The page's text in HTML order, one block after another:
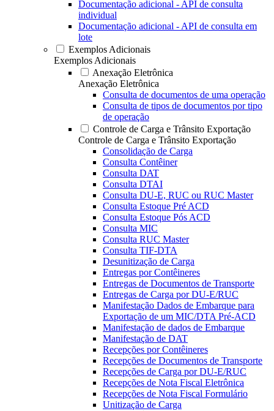
Documentação adicional - API de consulta
individual
Documentação adicional - API de consulta em
lote
Exemplos Adicionais
Exemplos Adicionais
Anexação Eletrônica
Anexação Eletrônica
Consulta de documentos de uma operação
Consulta de tipos de documentos por tipo
de operação
Controle de Carga e Trânsito Exportação
Controle de Carga e Trânsito Exportação
Consolidação de Carga
Consulta Contêiner
Consulta DAT
Consulta DTAI
Consulta DU-E, RUC ou RUC Master
Consulta Estoque Pré ACD
Consulta Estoque Pós ACD
Consulta MIC
Consulta RUC Master
Consulta TIF-DTA
Desunitização de Carga
Entregas por Contêineres
Entregas de Documentos de Transporte
Entregas de Carga por DU-E/RUC
Manifestação Dados de Embarque para
Exportação de um MIC/DTA Pré-ACD
Manifestação de dados de Embarque
Manifestação de DAT
Recepções por Contêineres
Recepções de Documentos de Transporte
Recepções de Carga por DU-E/RUC
Recepções de Nota Fiscal Eletrônica
Recepções de Nota Fiscal Formulário
Unitização de Carga